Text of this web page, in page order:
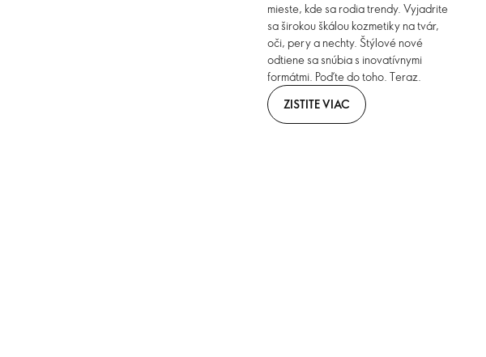
mieste, kde sa rodia trendy. Vyjadrite
sa širokou škálou kozmetiky na tvár,
oči, pery a nechty. Štýlové nové
odtiene sa snúbia s inovatívnymi
formátmi. Poďte do toho. Teraz.
ZISTITE VIAC